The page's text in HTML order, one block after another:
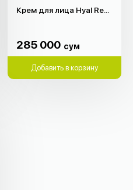
Крем для лицa Hyal Reyouth Dr.Ceuracle (60гр)
285 000 сум
Добавить в корзину